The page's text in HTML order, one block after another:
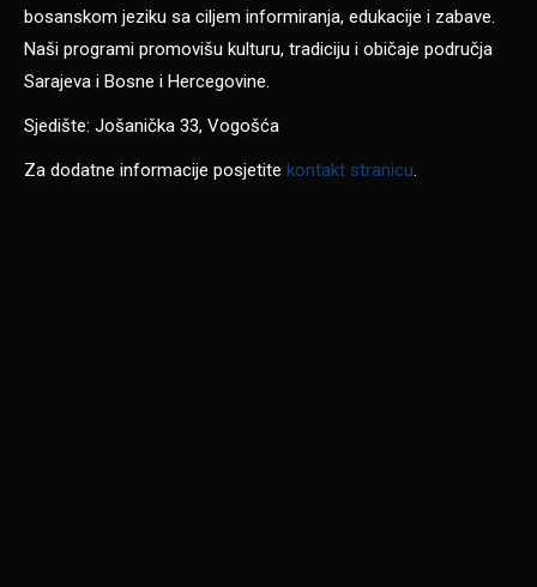
bosanskom jeziku sa ciljem informiranja, edukacije i zabave.
Naši programi promovišu kulturu, tradiciju i običaje područja
Sarajeva i Bosne i Hercegovine.
Sjedište: Jošanička 33, Vogošća
Za dodatne informacije posjetite kontakt stranicu.